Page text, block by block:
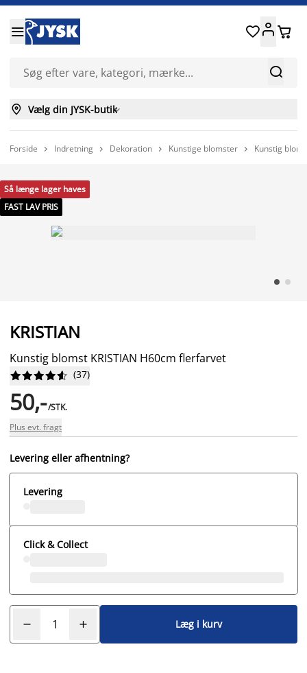


 
 Vælg din JYSK-butik
Forside  Indretning  Dekoration  Kunstige blomster  Kunstig
Så længe lager haves
FAST LAV PRIS
KRISTIAN
Kunstig blomst KRISTIAN H60cm flerfarvet





 (37)
50,-/STK.
Plus evt. fragt
Levering eller afhentning?
Levering
Click & Collect
Læg i kurv